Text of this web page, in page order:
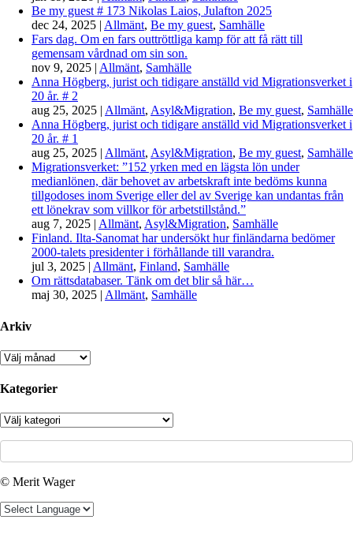
Be my guest # 173 Nikolas Laios, Julafton 2025
dec 24, 2025 | Allmänt, Be my guest, Samhälle
Fars dag. Om en fars outtröttliga kamp för att få rätt till
gemensam vårdnad om sin son.
nov 9, 2025 | Allmänt, Samhälle
Anna Högberg, jurist och tidigare anställd vid Migrationsverket i
20 år. # 2
aug 25, 2025 | Allmänt, Asyl&Migration, Be my guest, Samhälle
Anna Högberg, jurist och tidigare anställd vid Migrationsverket i
20 år. # 1
aug 25, 2025 | Allmänt, Asyl&Migration, Be my guest, Samhälle
Migrationsverket: ”152 yrken med en lägsta lön under
medianlönen, där behovet av arbetskraft inte bedöms kunna
tillgodoses inom Sverige eller del av Sverige kan undantas från
ett lönekrav som villkor för arbetstillstånd.”
aug 7, 2025 | Allmänt, Asyl&Migration, Samhälle
Finland. Ilta-Sanomat har undersökt hur finländarna bedömer
2000-talets presidenter i förhållande till varandra.
jul 3, 2025 | Allmänt, Finland, Samhälle
Om rättsdatabaser. Tänk om det blir så här…
maj 30, 2025 | Allmänt, Samhälle
Arkiv
Arkiv
Kategorier
Kategorier
© Merit Wager